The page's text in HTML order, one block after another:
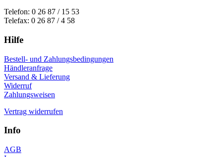
Telefon: 0 26 87 / 15 53
Telefax: 0 26 87 / 4 58
Hilfe
Bestell- und Zahlungsbedingungen
Händleranfrage
Versand & Lieferung
Widerruf
Zahlungsweisen
Vertrag widerrufen
Info
AGB